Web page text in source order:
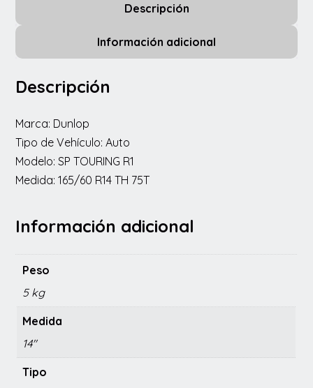
Descripción
Información adicional
Descripción
Marca: Dunlop
Tipo de Vehículo: Auto
Modelo: SP TOURING R1
Medida: 165/60 R14 TH 75T
Información adicional
Peso
5 kg
Medida
14"
Tipo